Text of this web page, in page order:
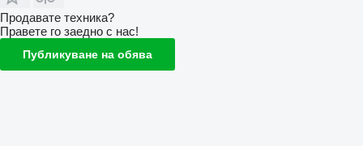
Продавате техника?
Правете го заедно с нас!
Публикуване на обява